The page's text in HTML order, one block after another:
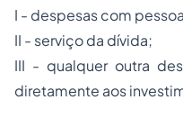
I - despesas com
II - serviço da dívida;
III - qualquer outra
diretamente aos